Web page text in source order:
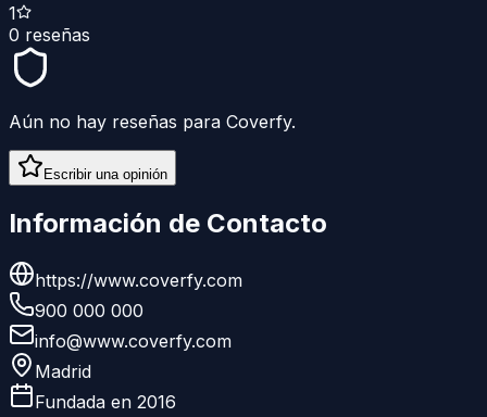
1
0 reseñas
Aún no hay reseñas para Coverfy.
Escribir una opinión
Información de Contacto
https://www.coverfy.com
900 000 000
info@www.coverfy.com
Madrid
Fundada en 2016